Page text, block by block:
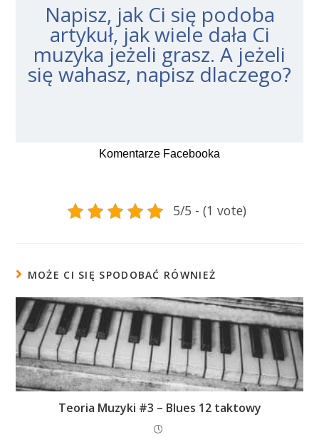
Napisz, jak Ci się podoba
artykuł, jak wiele dała Ci
muzyka jeżeli grasz. A jeżeli
się wahasz, napisz dlaczego?
Komentarze Facebooka
5/5 - (1 vote)
MOŻE CI SIĘ SPODOBAĆ RÓWNIEŻ
Teoria Muzyki #3 – Blues 12 taktowy